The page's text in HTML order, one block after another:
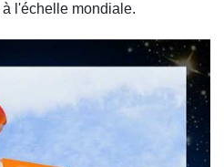
l'échelle mondiale.